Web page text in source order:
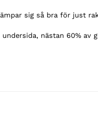
sig så bra för just
nästan 60% av